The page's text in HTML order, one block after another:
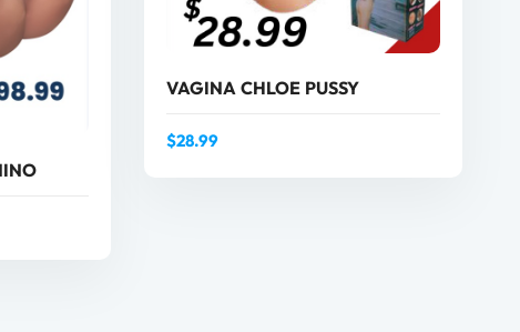
VAGINA CHLOE PUSSY
$28.99